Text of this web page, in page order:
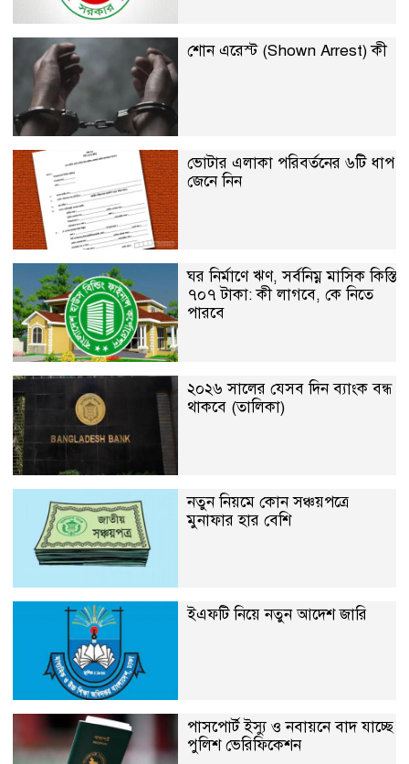
শোন এরেস্ট (Shown Arrest) কী
ভোটার এলাকা পরিবর্তনের ৬টি ধাপ
জেনে নিন
ঘর নির্মাণে ঋণ, সর্বনিম্ন মাসিক কিস্তি
৭০৭ টাকা: কী লাগবে, কে নিতে
পারবে
২০২৬ সালের যেসব দিন ব্যাংক বন্ধ
থাকবে (তালিকা)
নতুন নিয়মে কোন সঞ্চয়পত্রে
মুনাফার হার বেশি
ইএফটি নিয়ে নতুন আদেশ জারি
পাসপোর্ট ইস্যু ও নবায়নে বাদ যাচ্ছে
পুলিশ ভেরিফিকেশন